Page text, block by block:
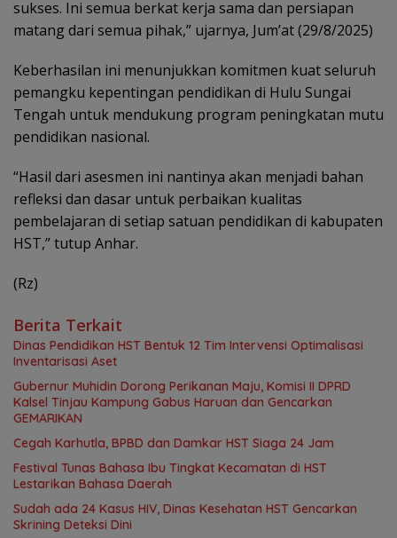
sukses. Ini semua berkat kerja sama dan persiapan
matang dari semua pihak,” ujarnya, Jum’at (29/8/2025)
Keberhasilan ini menunjukkan komitmen kuat seluruh
pemangku kepentingan pendidikan di Hulu Sungai
Tengah untuk mendukung program peningkatan mutu
pendidikan nasional.
“Hasil dari asesmen ini nantinya akan menjadi bahan
refleksi dan dasar untuk perbaikan kualitas
pembelajaran di setiap satuan pendidikan di kabupaten
HST,” tutup Anhar.
(Rz)
Berita Terkait
Dinas Pendidikan HST Bentuk 12 Tim Intervensi Optimalisasi
Inventarisasi Aset
Gubernur Muhidin Dorong Perikanan Maju, Komisi II DPRD
Kalsel Tinjau Kampung Gabus Haruan dan Gencarkan
GEMARIKAN
Cegah Karhutla, BPBD dan Damkar HST Siaga 24 Jam
Festival Tunas Bahasa Ibu Tingkat Kecamatan di HST
Lestarikan Bahasa Daerah
Sudah ada 24 Kasus HIV, Dinas Kesehatan HST Gencarkan
Skrining Deteksi Dini